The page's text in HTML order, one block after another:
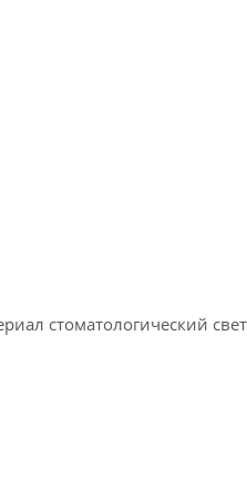
стоматологический